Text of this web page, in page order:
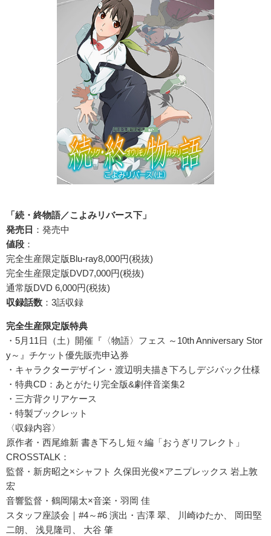
「続・終物語／こよみリバース下」
発売日 ：発売中
値段 ：
完全生産限定版Blu-ray8,000円(税抜)
完全生産限定版DVD7,000円(税抜)
通常版DVD 6,000円(税抜)
収録話数 ：3話収録
完全生産限定版特典
・5月11日（土）開催『〈物語〉フェス ～10th Anniversary Stor
y～』チケット優先販売申込券
・キャラクターデザイン・渡辺明夫描き下ろしデジパック仕様
・特典CD：あとがたり完全版&劇伴音楽集2
・三方背クリアケース
・特製ブックレット
〈収録内容〉
原作者・西尾維新 書き下ろし短々編「おうぎリフレクト」
CROSSTALK：
監督・新房昭之×シャフト 久保田光俊×アニプレックス 岩上敦
宏
音響監督・鶴岡陽太×音楽・羽岡 佳
スタッフ座談会｜#4～#6 演出・吉澤 翠、 川崎ゆたか、 岡田堅
二朗、 浅見隆司、 大谷 肇